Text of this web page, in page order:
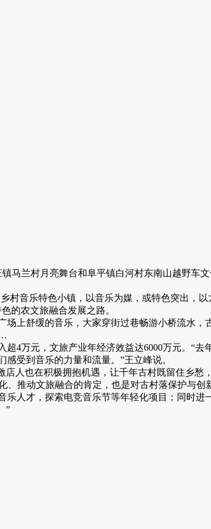
马兰村月亮舞台和阜平镇白河村东南山越野车
村音乐特色小镇，以音乐为媒，或特色突出，
的农文旅融合发展之路。
上舒缓的音乐，大家穿街过巷畅游小桥流水
4万元，文旅产业年经济效益达6000万元。“
受到音乐的力量和流量。”王立峰说。
人也在积极拥抱机遇，让千年古村既留住乡愁
推动文旅融合的肯定，也是对古村落保护与创
乐人才，探索电竞音乐节等年轻化项目；同时
”